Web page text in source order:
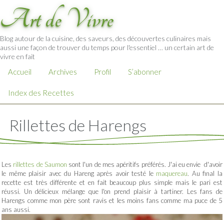
Art de Vivre
Blog autour de la cuisine, des saveurs, des découvertes culinaires mais
aussi une façon de trouver du temps pour l'essentiel … un certain art de
vivre en fait
Accueil Archives Profil S’abonner
Index des Recettes
Rillettes de Harengs
Les rillettes de Saumon sont l'un de mes apéritifs préférés. J'ai eu envie d'avoir
le même plaisir avec du Hareng après avoir testé le maquereau. Au final la
recette est très différente et en fait beaucoup plus simple mais le pari est
réussi. Un délicieux mélange que l'on prend plaisir à tartiner. Les fans de
Harengs comme mon père sont ravis et les moins fans comme ma puce de 5
ans aussi.